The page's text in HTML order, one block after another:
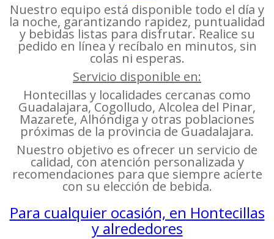
Nuestro equipo está disponible todo el día y
la noche, garantizando rapidez, puntualidad
y bebidas listas para disfrutar. Realice su
pedido en línea y recíbalo en minutos, sin
colas ni esperas.
Servicio disponible en:
Hontecillas y localidades cercanas como
Guadalajara, Cogolludo, Alcolea del Pinar,
Mazarete, Alhóndiga y otras poblaciones
próximas de la provincia de Guadalajara.
Nuestro objetivo es ofrecer un servicio de
calidad, con atención personalizada y
recomendaciones para que siempre acierte
con su elección de bebida.
Para cualquier ocasión, en Hontecillas
y alrededores